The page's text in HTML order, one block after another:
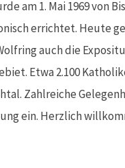
am 1. Mai 1969 von
errichtet. Heute
auch die
Etwa 2.100
Zahlreiche
ein. Herzlich